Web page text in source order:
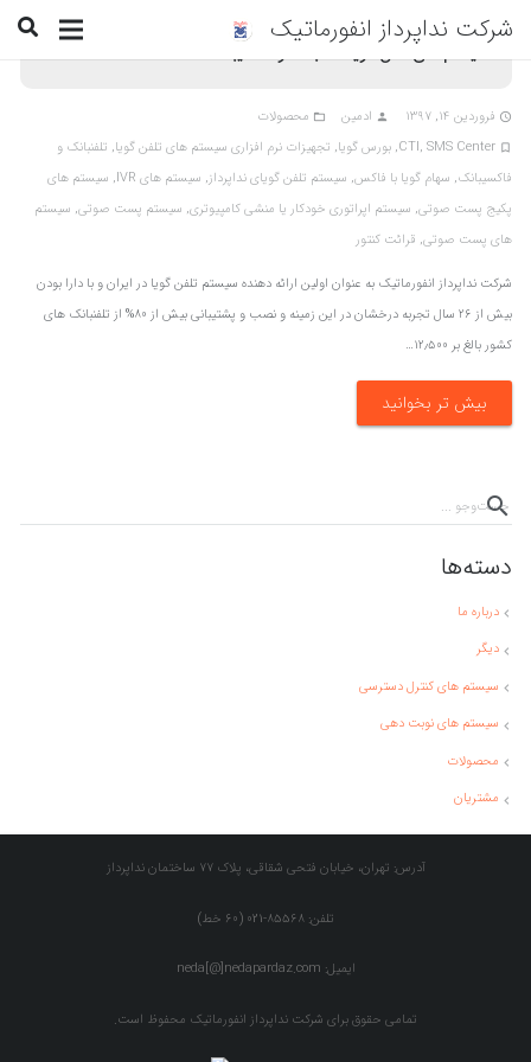
شرکت نداپرداز انفورماتیک
سیستم های تلفن گویا، تلفنبانک و فاکسیبانک
access_time فروردین ۱۴, ۱۳۹۷ person ادمین folder_open محصولات
turned_in_not
CTI, SMS Center
,بورس گويا, تجهيزات نرم افزاری سيستم های تلفن گويا, تلفنبانک و
فاکسيبانک, سهام گويا با فاکس, سيستم تلفن گويای نداپرداز, سيستم های IVR , سيستم های
پکیج پست صوتی, سیستم اپراتوری خودکار یا منشی کامپیوتری, سیستم پست صوتی, سیستم
های پست صوتی, قرائت کنتور
شرکت نداپرداز انفورماتیک به عنوان اولین ارائه دهنده سیستم تلفن گویا در ایران و با دارا بودن
بیش از ۲۶ سال تجربه درخشان در این زمینه و نصب و پشتيبانی بيش از ۸۰% از تلفنبانک های
کشور بالغ بر ۱۲٫۵۰۰…
بیش تر بخوانید
دسته‌ها
درباره ما
دیگر
سیستم های کنترل دسترسی
سیستم های نوبت دهی
محصولات
مشتریان
آدرس: تهران، خیابان فتحی شقاقی، پلاک 77 ساختمان نداپرداز
تلفن: 85568-021 (60 خط)
ایمیل: neda[@]nedapardaz.com
تمامی حقوق برای شرکت نداپرداز انفورماتیک محفوظ است.